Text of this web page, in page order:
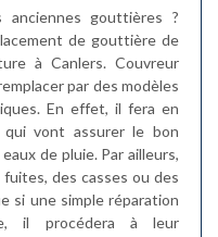
anciennes gouttières ?
de gouttière de
à Canlers. Couvreur
par des modèles
En effet, il fera en
qui vont assurer le bon
de pluie. Par ailleurs,
des casses ou des
si une simple réparation
il procédera à leur